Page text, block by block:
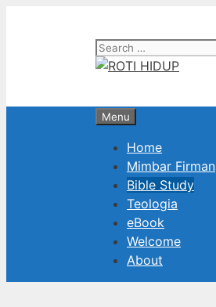
Search
for:
Menu
Home
Mimbar Firman
Bible Study
Teologia
eBook
Welcome
About